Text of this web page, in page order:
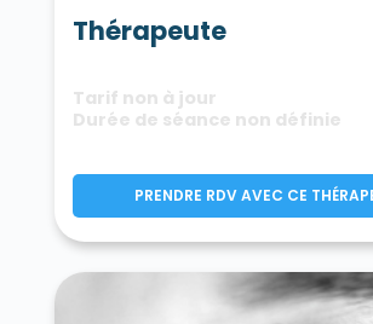
Thérapeute
Tarif non à jour
Durée de séance non définie
PRENDRE RDV AVEC CE